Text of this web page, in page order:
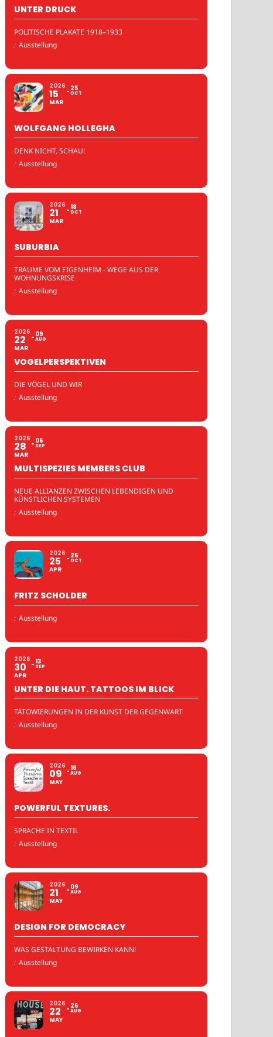
UNTER DRUCK
POLITISCHE PLAKATE 1918–1933
: Ausstellung
2026
15
MAR
25
OCT
WOLFGANG HOLLEGHA
DENK NICHT, SCHAU!
: Ausstellung
2026
21
MAR
18
OCT
SUBURBIA
TRÄUME VOM EIGENHEIM - WEGE AUS DER
WOHNUNGSKRISE
: Ausstellung
2026
22
MAR
09
AUG
VOGELPERSPEKTIVEN
DIE VÖGEL UND WIR
: Ausstellung
2026
28
MAR
06
SEP
MULTISPEZIES MEMBERS CLUB
NEUE ALLIANZEN ZWISCHEN LEBENDIGEN UND
KÜNSTLICHEN SYSTEMEN
: Ausstellung
2026
25
APR
25
OCT
FRITZ SCHOLDER
: Ausstellung
2026
30
APR
13
SEP
UNTER DIE HAUT. TATTOOS IM BLICK
TÄTOWIERUNGEN IN DER KUNST DER GEGENWART
: Ausstellung
2026
09
MAY
16
AUG
POWERFUL TEXTURES.
SPRACHE IN TEXTIL
: Ausstellung
2026
21
MAY
09
AUG
DESIGN FOR DEMOCRACY
WAS GESTALTUNG BEWIRKEN KANN!
: Ausstellung
2026
22
MAY
26
AUG